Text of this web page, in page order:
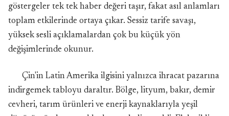
göstergeler tek tek haber değeri taşır, fakat asıl anlamları
toplam etkilerinde ortaya çıkar. Sessiz tarife savaşı,
yüksek sesli açıklamalardan çok bu küçük yön
değişimlerinde okunur.
Çin'in Latin Amerika ilgisini yalnızca ihracat pazarına
indirgemek tabloyu daraltır. Bölge, lityum, bakır, demir
cevheri, tarım ürünleri ve enerji kaynaklarıyla yeşil